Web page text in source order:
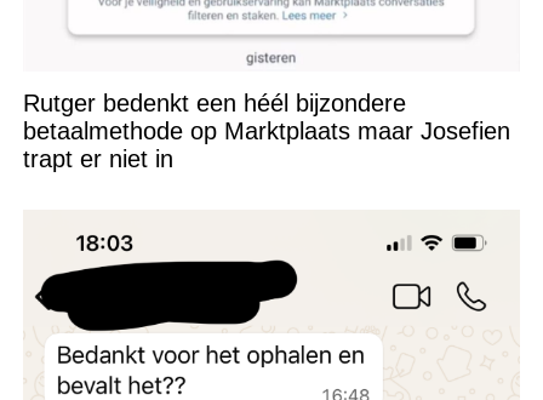
Rutger bedenkt een héél bijzondere
betaalmethode op Marktplaats maar Josefien
trapt er niet in